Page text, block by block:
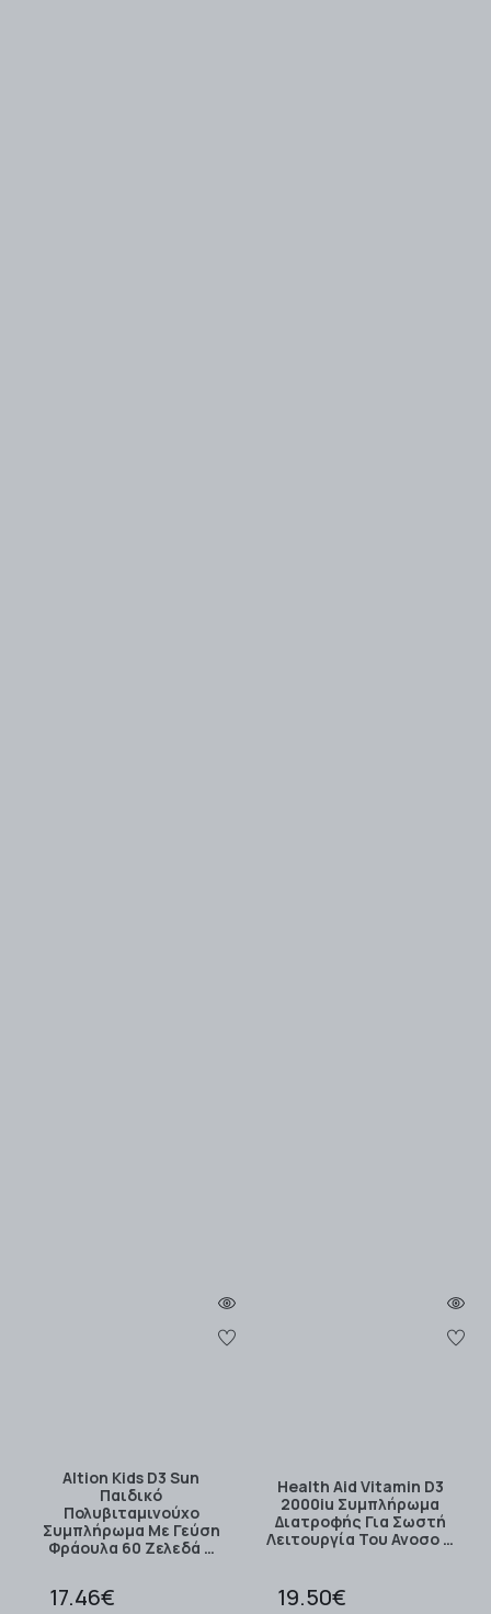
Altion Kids D3 Sun
Παιδικό
Πολυβιταμινούχο
Συμπλήρωμα Με Γεύση
Φράουλα 60 Ζελεδά …
17.46€
Health Aid Vitamin D3
2000iu Συμπλήρωμα
Διατροφής Για Σωστή
Λειτουργία Του Ανοσο …
19.50€